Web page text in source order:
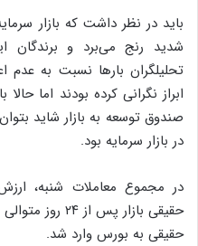
باید در نظر داشت که بازار
شدید رنج می‌برد و برندگان
تحلیلگران بارها نسبت به عدم
ابراز نگرانی کرده بودند اما
صندوق توسعه به بازار شاید
در بازار سرمایه بود.
در مجموع معاملات شنبه،
حقیقی به بورس وارد شد.